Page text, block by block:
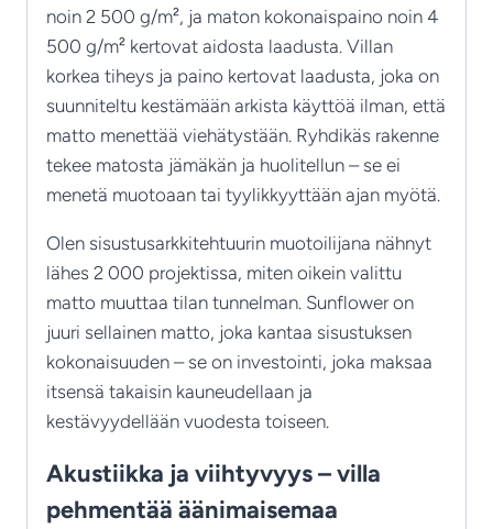
noin 2 500 g/m², ja maton kokonaispaino noin 4
500 g/m² kertovat aidosta laadusta. Villan
korkea tiheys ja paino kertovat laadusta, joka on
suunniteltu kestämään arkista käyttöä ilman, että
matto menettää viehätystään. Ryhdikäs rakenne
tekee matosta jämäkän ja huolitellun – se ei
menetä muotoaan tai tyylikkyyttään ajan myötä.
Olen sisustusarkkitehtuurin muotoilijana nähnyt
lähes 2 000 projektissa, miten oikein valittu
matto muuttaa tilan tunnelman. Sunflower on
juuri sellainen matto, joka kantaa sisustuksen
kokonaisuuden – se on investointi, joka maksaa
itsensä takaisin kauneudellaan ja
kestävyydellään vuodesta toiseen.
Akustiikka ja viihtyvyys – villa
pehmentää äänimaisemaa